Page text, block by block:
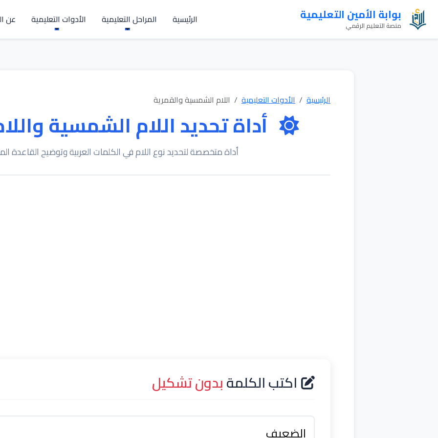
بوابة الأمين التعليمية
منصة التعليم الرقمي الرئيسية المراحل التعليمية الأدوات التعليمية عن
الرئيسية الأدوات التعليمية اللام الشمسية والقمرية
أداة تحديد اللام الشمسية
أداة متخصصة لتحديد نوع اللام في الكلمات العربية وتوضيح القاعدة
اكتب الكلمةبدون تشكيل